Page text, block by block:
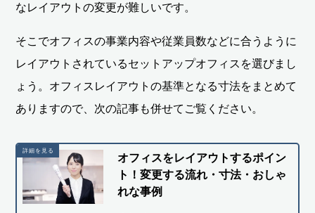
なレイアウトの変更が難しいです。
そこでオフィスの事業内容や従業員数などに合うように
レイアウトされているセットアップオフィスを選びまし
ょう。オフィスレイアウトの基準となる寸法をまとめて
ありますので、次の記事も併せてご覧ください。
オフィスをレイアウトするポイン
ト！変更する流れ・寸法・おしゃ
れな事例